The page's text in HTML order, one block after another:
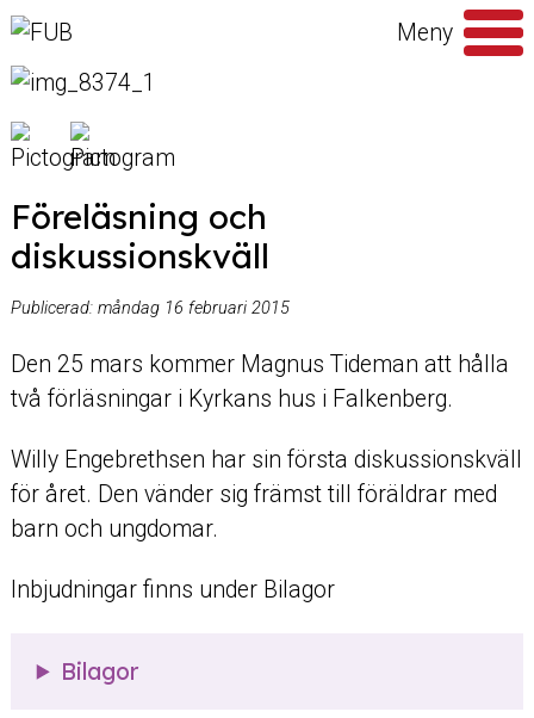
Hoppa till innehåll
Meny
efter
Föreläsning och
diskussionskväll
Publicerad: måndag 16 februari 2015
Den 25 mars kommer Magnus Tideman att hålla
två förläsningar i Kyrkans hus i Falkenberg.
Willy Engebrethsen har sin första diskussionskväll
för året. Den vänder sig främst till föräldrar med
barn och ungdomar.
Inbjudningar finns under Bilagor
Bilagor